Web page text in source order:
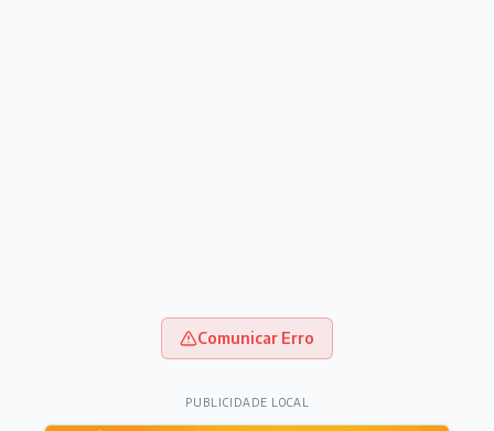
Comunicar Erro
PUBLICIDADE LOCAL